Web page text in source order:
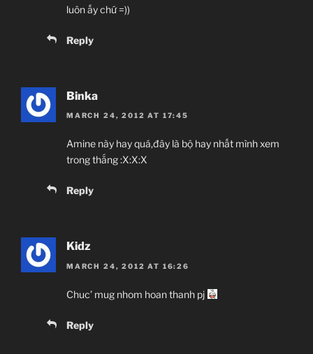
luôn ấy chứ =))
Reply
Binka
MARCH 24, 2012 AT 17:45
Amine này hay quá,đây là bộ hay nhất mình xem
trong thắng :X:X:X
Reply
Kidz
MARCH 24, 2012 AT 16:26
Chuc’ mug nhom hoan thanh pj
Reply